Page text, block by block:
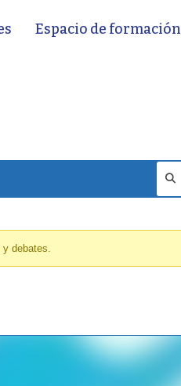
Espacio de formación
debates.